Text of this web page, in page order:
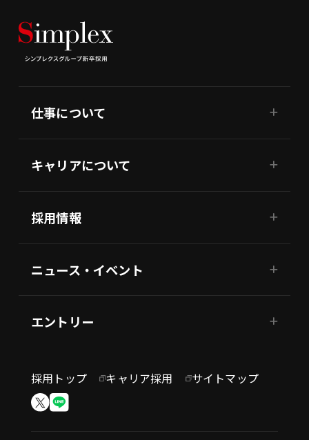
仕事について
キャリアについて
採用情報
ニュース・イベント
エントリー
採用トップ キャリア採用 サイトマップ